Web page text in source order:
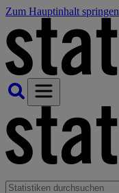
Zum Hauptinhalt springen